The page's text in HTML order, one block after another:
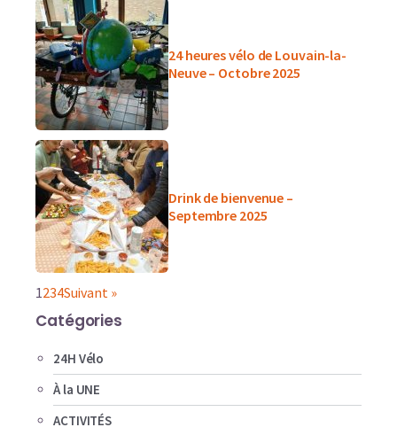
24 heures vélo de Louvain-la-
Neuve – Octobre 2025
Drink de bienvenue –
Septembre 2025
1234Suivant »
Catégories
24H Vélo
À la UNE
ACTIVITÉS